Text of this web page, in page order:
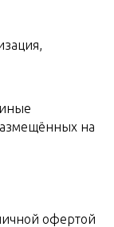
на
офертой